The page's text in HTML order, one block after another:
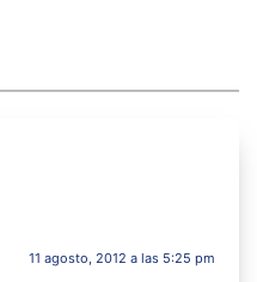
11 agosto, 2012 a las 5:25 pm